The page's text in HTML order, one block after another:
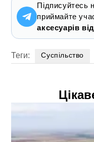
Підписуйтесь
приймайте
аксесуарів
Теги: Суспільство